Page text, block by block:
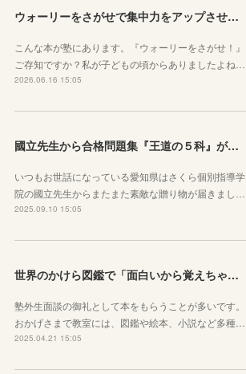
ウォーリーをさがせで集中力をアップさせよう！
こんな本が塾にあります。『ウォーリーをさがせ！』
ご存知ですか？私が子どもの頃からありましたよね…
2026.06.16 15:05
國立先生から合格問題集『王道の５科』が届きました！
いつもお世話になっている愛知県はさくら個別指導学
院の國立先生からまたまた素敵な贈り物が届きまし…
2025.09.10 15:05
世界のかけら図鑑で「面白いから覚えちゃう」を実感してほしい
塾外生面談の御礼として本をもらうことが多いです。
おかげさまで教室には、図鑑や絵本、小説など多種…
2025.04.21 15:05